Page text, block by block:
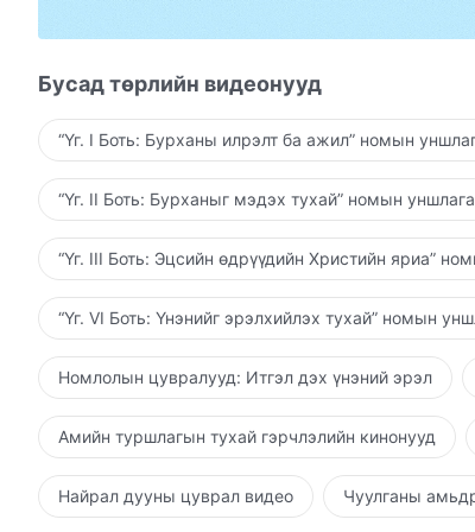
Учир нь Бурханы бүх ажил хүний, хүний,
Эцсийн байлдан дагуулалт аврал авчирч,
хүрэх газрыг илчилдэг.
Гэхдээ шүүлт, гэмшил,
амьдралын зөв замыг ухаарснаар
хөшүүн нэгний зүрх сэтгэл сэргэх болно.
Дуулгаваргүй хүмүүс шүүгдэж,
доторх тэрслүү байдал нь ил болно.
Гэвч хүн гэмшиж, эсвэл зөв замаар
тэд аврагдаж, чөлөөлөгдөх арга үгүй,
Бусад төрлийн видеонууд
“Үг. I Боть: Бурханы илрэлт ба ажил” номын
“Үг. II Боть: Бурханыг мэдэх тухай” номын уншлага
“Үг. III Боть: Эцсийн өдрүүдийн Христийн яриа”
“Үг. VI Боть: Үнэнийг эрэлхийлэх тухай” номын
Номлолын цувралууд: Итгэл дэх үнэний эрэл
Амийн туршлагын тухай гэрчлэлийн кинонууд
Найрал дууны цуврал видео Чуулганы